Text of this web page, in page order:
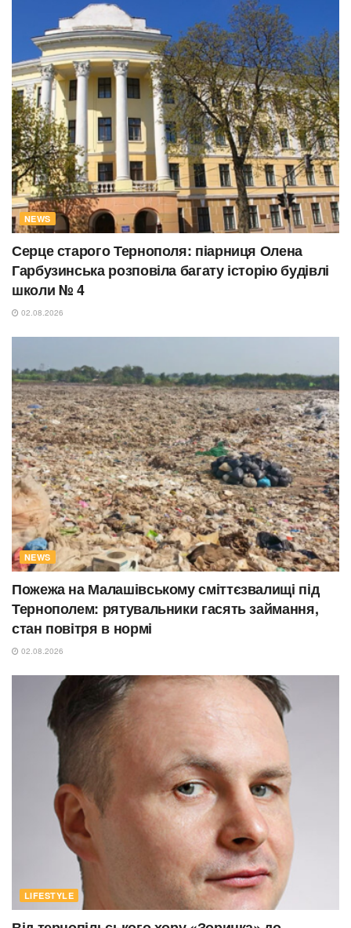
NEWS
Серце старого Тернополя: піарниця Олена
Гарбузинська розповіла багату історію будівлі
школи № 4
02.08.2026
NEWS
Пожежа на Малашівському сміттєзвалищі під
Тернополем: рятувальники гасять займання,
стан повітря в нормі
02.08.2026
LIFESTYLE